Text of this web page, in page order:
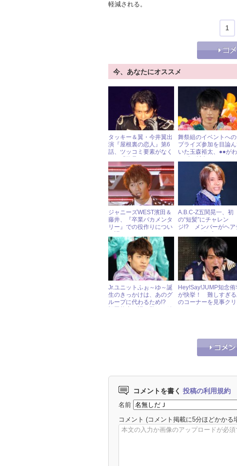
軽減される。
1
今、あなたにオススメ
タッキー＆翼・今井翼出
演『屋根裏の恋人』第6
話、ツッコミ要素がなく
声続出！
舞祭組のイベントへ
プライズ参加を目論
いた玉森裕太、●●が
ジャニーズWEST濱田＆
藤井、『卒業バカメンタ
リー』での役作りについ
A.B.C-Z五関晃一、初
の“短髪”にチャレン
ジ!? メンバーがヘア
ワケ
Jr.ユニットふぉ～ゆ～誕
生のきっかけは、あのグ
ループに代わるため!?
Hey!Say!JUMP知念侑
が快挙！ 難しすぎる
のコーナーを見事ク
コメントを書く 投稿の利用規約
名前
コメント (コメント掲載に5分ほどかかる